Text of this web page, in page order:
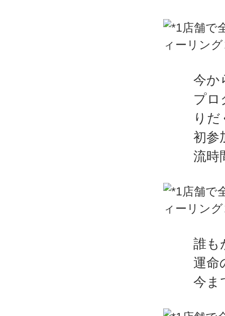
今か
プロ
りだ
初参
流時
誰も
運命
今ま